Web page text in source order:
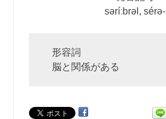
səríːbrəl, sérə‐
形容詞
脳と関係がある